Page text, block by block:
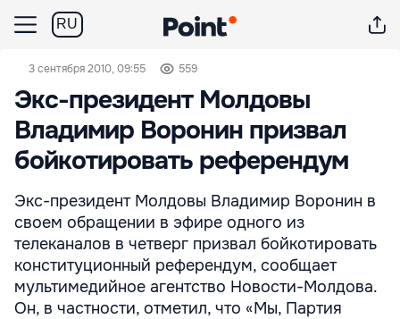
RU
3 сентября 2010, 09:55 559
Экс-президент Молдовы
Владимир Воронин призвал
бойкотировать референдум
Экс-президент Молдовы Владимир Воронин в
своем обращении в эфире одного из
телеканалов в четверг призвал бойкотировать
конституционный референдум, сообщает
мультимедийное агентство Новости-Молдова.
Он, в частности, отметил, что «Мы, Партия